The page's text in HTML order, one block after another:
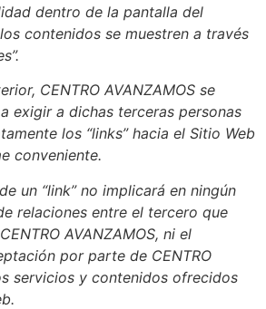
dentro de la pantalla del
contenidos se muestren a través
CENTRO AVANZAMOS se
exigir a dichas terceras personas
los “links” hacia el Sitio Web
conveniente.
un “link” no implicará en ningún
relaciones entre el tercero que
AVANZAMOS, ni el
por parte de CENTRO
servicios y contenidos ofrecidos